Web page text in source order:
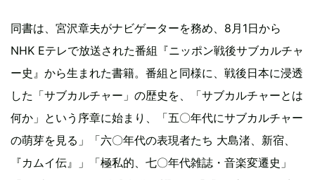
同書は、宮沢章夫がナビゲーターを務め、8月1日から
NHK Eテレで放送された番組『ニッポン戦後サブカルチャ
ー史』から生まれた書籍。番組と同様に、戦後日本に浸透
した「サブカルチャー」の歴史を、「サブカルチャーとは
何か」という序章に始まり、「五〇年代にサブカルチャー
の萌芽を見る」「六〇年代の表現者たち 大島渚、新宿、
『カムイ伝』」「極私的、七〇年代雑誌・音楽変遷史」